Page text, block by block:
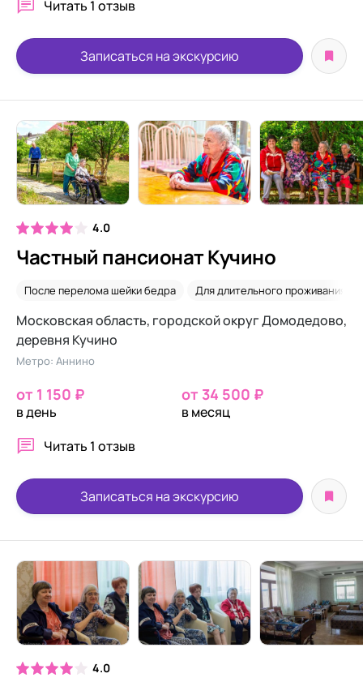
Читать 1 отзыв
Записаться на экскурсию
4.0
Частный пансионат Кучино
После перелома шейки бедра Для длительного проживания
Московская область, городской округ Домодедово,
деревня Кучино
Метро: Аннино
от 1 150 ₽
в день
от 34 500 ₽
в месяц
Читать 1 отзыв
Записаться на экскурсию
4.0